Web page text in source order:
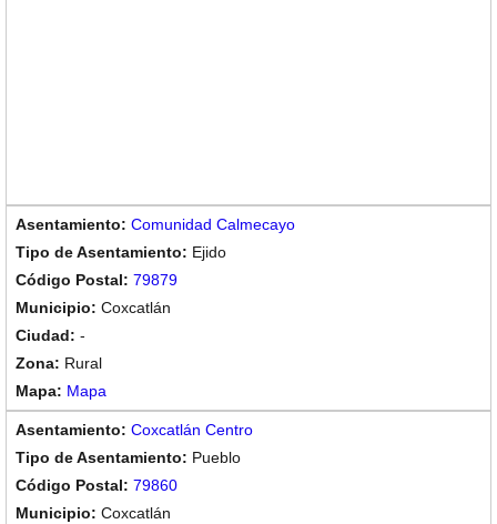
Comunidad Calmecayo
Ejido
79879
Coxcatlán
-
Rural
Mapa
Coxcatlán Centro
Pueblo
79860
Coxcatlán